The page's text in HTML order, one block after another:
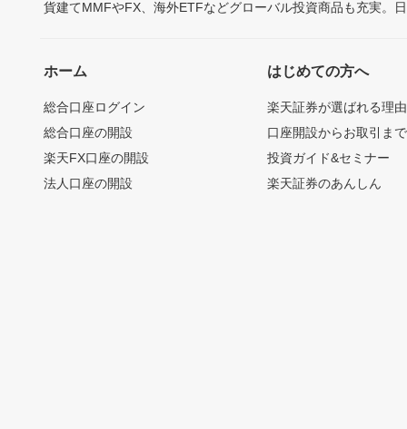
貨建てMMFやFX、海外ETFなどグローバル投資商品も充実。
ホーム
総合口座ログイン
総合口座の開設
楽天FX口座の開設
法人口座の開設
はじめての方へ
楽天証券が選ばれる理由
口座開設からお取引ま
投資ガイド&セミナー
楽天証券のあんしん